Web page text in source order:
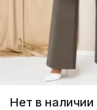
Нет в наличии